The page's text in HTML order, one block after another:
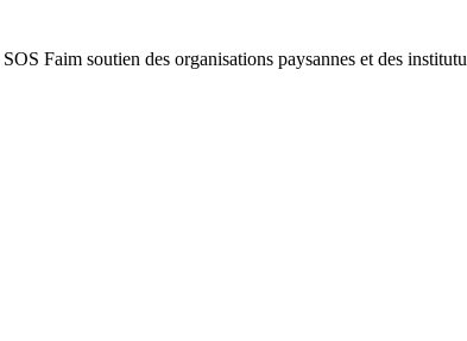
Faim soutien des organisations paysannes et des